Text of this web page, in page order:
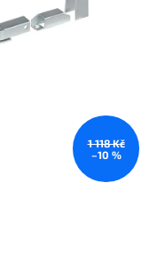
1 118 Kč
–10 %